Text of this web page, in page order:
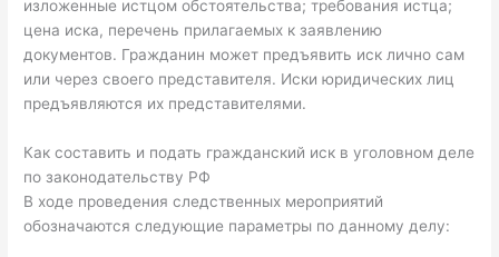
изложенные истцом обстоятельства; требования истца;
цена иска, перечень прилагаемых к заявлению
документов. Гражданин может предъявить иск лично сам
или через своего представителя. Иски юридических лиц
предъявляются их представителями.
Как составить и подать гражданский иск в уголовном деле
по законодательству РФ
В ходе проведения следственных мероприятий
обозначаются следующие параметры по данному делу: